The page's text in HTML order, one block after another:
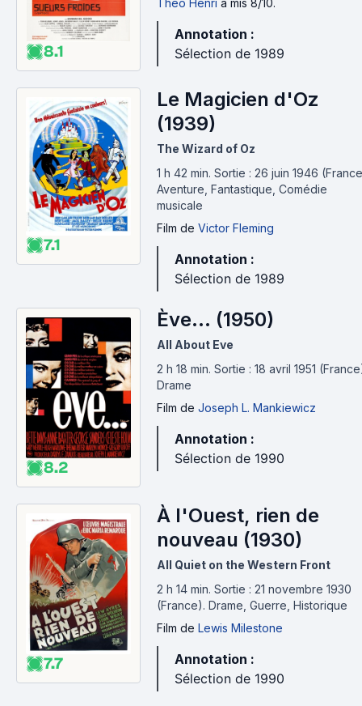
8.1
Théo Henri a mis 8/10.
Annotation :
Sélection de 1989
7.1
Le Magicien d'Oz
(1939)
The Wizard of Oz
1 h 42 min. Sortie : 26 juin 1946
Aventure, Fantastique, Comédie
musicale
Film de Victor Fleming
Annotation :
Sélection de 1989
8.2
Ève... (1950)
All About Eve
2 h 18 min. Sortie : 18 avril 1951
Drame
Film de Joseph L. Mankiewicz
Annotation :
Sélection de 1990
7.7
À l'Ouest, rien de
nouveau (1930)
All Quiet on the Western Front
2 h 14 min. Sortie : 21 novembre 1930
(France). Drame, Guerre, Historique
Film de Lewis Milestone
Annotation :
Sélection de 1990